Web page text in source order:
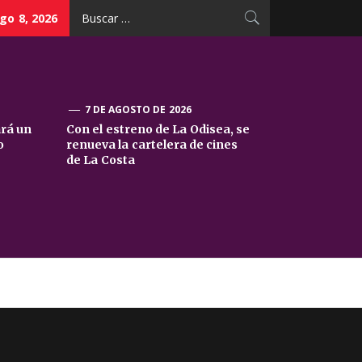
8, 2026
un
7 DE AGOSTO DE 2026
Con el estreno de La Odisea, se
renueva la cartelera de cines
de La Costa